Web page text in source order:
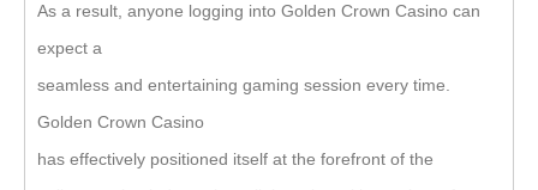
As a result, anyone logging into Golden Crown Casino can
expect a
seamless and entertaining gaming session every time.
Golden Crown Casino
has effectively positioned itself at the forefront of the